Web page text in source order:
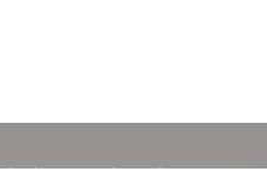
Senese (SIMUS)